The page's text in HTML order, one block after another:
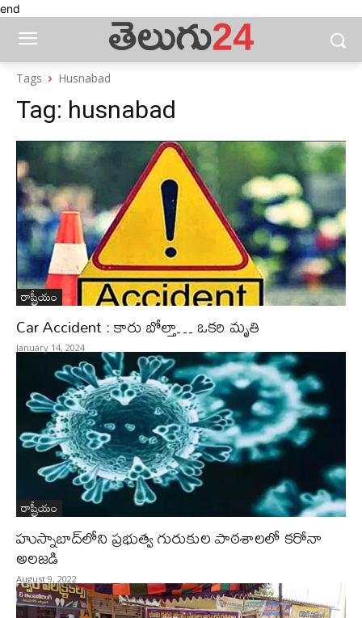
end
Tags Husnabad
Tag: husnabad
రాష్ట్రీయం
Car Accident : కారు బోల్తా… ఒకరి మృతి
January 14, 2024
రాష్ట్రీయం
హుస్నాబాద్‌లోని ప్రభుత్వ గురుకుల పాఠశాలలో కరోనా
అలజడి
August 9, 2022